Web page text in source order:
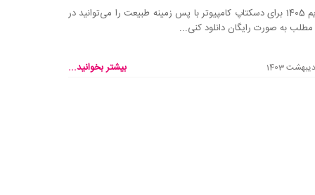
تقویم 1405 برای دسکتاپ کامپیوتر با پس زمینه طبیعت را می‌توانید در
به صورت رایگان دانلود کنی...
بیشتر بخوانید...